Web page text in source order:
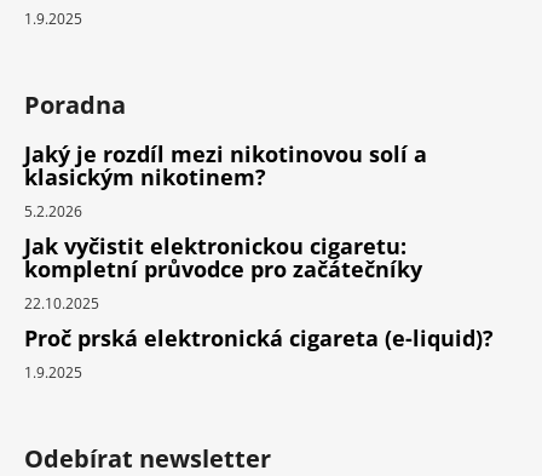
1.9.2025
Poradna
Jaký je rozdíl mezi nikotinovou solí a
klasickým nikotinem?
5.2.2026
Jak vyčistit elektronickou cigaretu:
kompletní průvodce pro začátečníky
22.10.2025
Proč prská elektronická cigareta (e-liquid)?
1.9.2025
Odebírat newsletter